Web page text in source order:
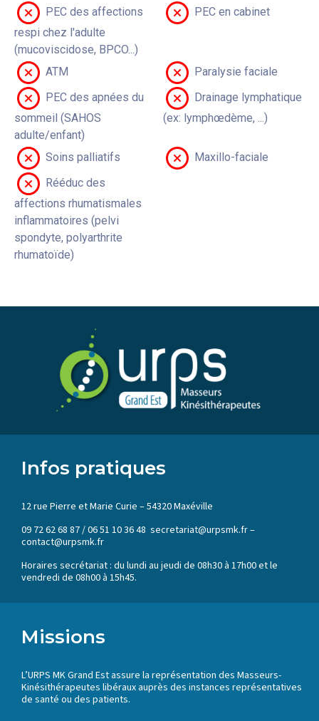
PEC des affections
respi chez l'adulte
(mucoviscidose, BPCO...)
PEC en cabinet
ATM
Paralysie faciale
PEC des apnées du
sommeil (SAHOS
adulte/enfant)
Drainage lymphatique
(ex: lymphœdème, ...)
Soins palliatifs
Maxillo-faciale
Rééduc des
affections rhumatismales
inflammatoires (pelvi
spondyte, polyarthrite
rhumatoïde)
Infos pratiques
12 rue Pierre et Marie Curie – 54320 Maxéville
09 72 62 68 87 / 06 51 10 36 48 secretariat@urpsmk.fr –
contact@urpsmk.fr
Horaires secrétariat : du lundi au jeudi de 08h30 à 17h00 et le
vendredi de 08h00 à 15h45.
Missions
L’URPS MK Grand Est assure la représentation des Masseurs-
Kinésithérapeutes libéraux auprès des instances représentatives
de santé ou des patients.